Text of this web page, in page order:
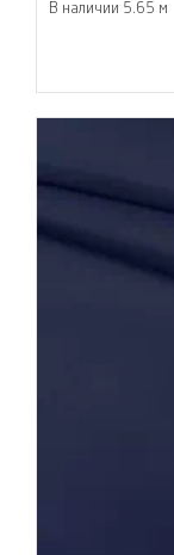
В наличии 5.65 м